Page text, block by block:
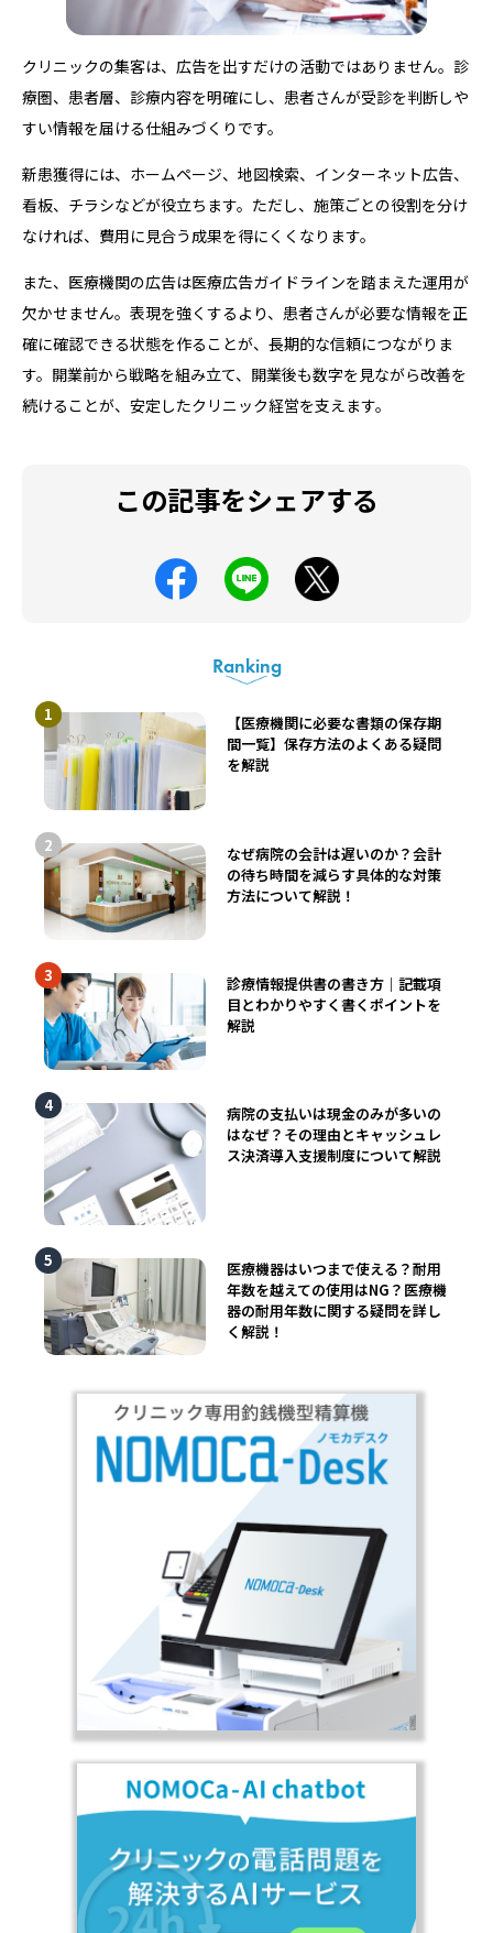
クリニックの集客は、広告を出すだけの活動ではありません。診
療圏、患者層、診療内容を明確にし、患者さんが受診を判断しや
すい情報を届ける仕組みづくりです。
新患獲得には、ホームページ、地図検索、インターネット広告、
看板、チラシなどが役立ちます。ただし、施策ごとの役割を分け
なければ、費用に見合う成果を得にくくなります。
また、医療機関の広告は医療広告ガイドラインを踏まえた運用が
欠かせません。表現を強くするより、患者さんが必要な情報を正
確に確認できる状態を作ることが、長期的な信頼につながりま
す。開業前から戦略を組み立て、開業後も数字を見ながら改善を
続けることが、安定したクリニック経営を支えます。
この記事をシェアする
Ranking
【医療機関に必要な書類の保存期
間一覧】保存方法のよくある疑問
を解説
なぜ病院の会計は遅いのか？会計
の待ち時間を減らす具体的な対策
方法について解説！
診療情報提供書の書き方｜記載項
目とわかりやすく書くポイントを
解説
病院の支払いは現金のみが多いの
はなぜ？その理由とキャッシュレ
ス決済導入支援制度について解説
医療機器はいつまで使える？耐用
年数を越えての使用はNG？医療機
器の耐用年数に関する疑問を詳し
く解説！